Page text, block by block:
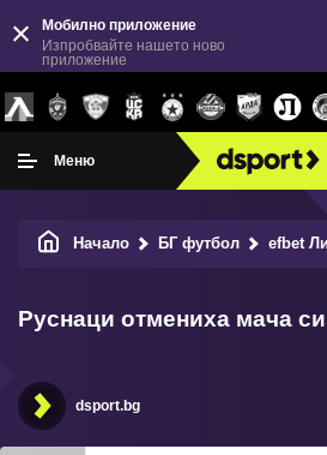
Мобилно приложение
Изпробвайте нашето ново
приложение
Меню
Начало БГ футбол efbet
Руснаци отмениха мача
dsport.bg